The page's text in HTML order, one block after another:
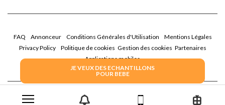
JE VEUX DES ECHANTILLONS
POUR BEBE
FAQ Annonceur Conditions Générales d'Utilisation
Mentions Légales
Privacy Policy
Politique de cookies Gestion des cookies Partenaires
Applications mobiles
2026 Family Service - La Boîte Rose